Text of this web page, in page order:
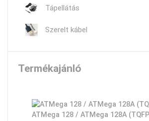
Tápellátás
Szerelt kábel
Termékajánló
ATMega 128 / ATMega 128A